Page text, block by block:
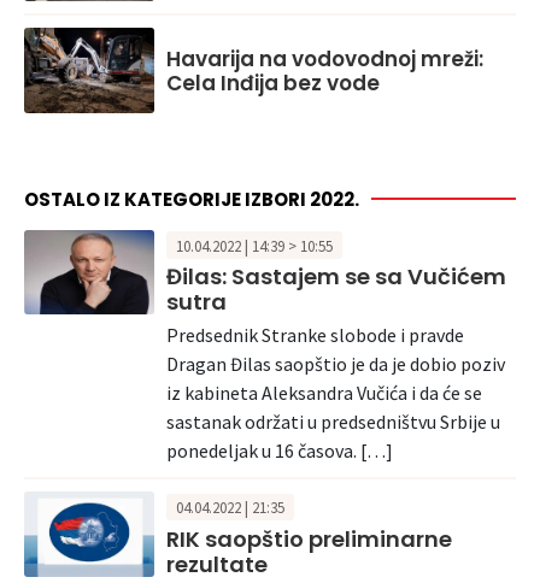
Havarija na vodovodnoj mreži:
Cela Inđija bez vode
OSTALO IZ KATEGORIJE IZBORI 2022.
10.04.2022 | 14:39 > 10:55
Đilas: Sastajem se sa Vučićem
sutra
Predsednik Stranke slobode i pravde
Dragan Đilas saopštio je da je dobio poziv
iz kabineta Aleksandra Vučića i da će se
sastanak održati u predsedništvu Srbije u
ponedeljak u 16 časova. […]
04.04.2022 | 21:35
RIK saopštio preliminarne
rezultate